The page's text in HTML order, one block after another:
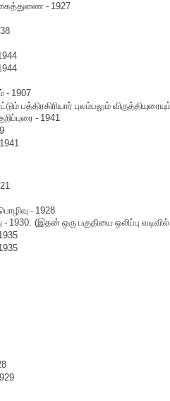
- 1927
- 1907
பத்திரகிரியார் புலம்பலும்
- 1941
1941
- 1928
- 1930. (இதன் ஒரு பகுதியை ஒலிப்பு வடிவில்